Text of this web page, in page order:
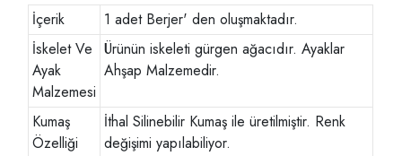
İçerik
1 adet Berjer' den oluşmaktadır.
İskelet Ve
Ayak
Malzemesi
Ürünün iskeleti gürgen ağacıdır. Ayaklar
Ahşap Malzemedir.
Kumaş
Özelliği
İthal Silinebilir Kumaş ile üretilmiştir. Renk
değişimi yapılabiliyor.